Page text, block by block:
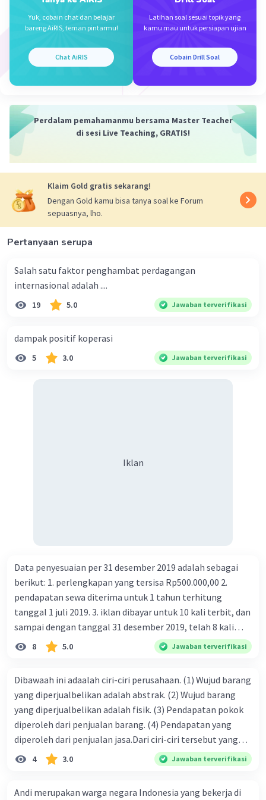
akan pembayaran pajak dapat tumbuh dengan baik.
Beri Rating·0.0(0) Balas
Iklan
Yuk, cobain chat dan belajar
bareng AiRIS, teman pintarmu!
Chat AiRIS
Latihan soal sesuai topik yang
kamu mau untuk persiapan ujian
Cobain Drill Soal
Perdalam pemahamanmu bersama Master Teacher
di sesi Live Teaching, GRATIS!
Klaim Gold gratis sekarang!
Dengan Gold kamu bisa tanya soal ke Forum
sepuasnya, lho.
Pertanyaan serupa
Salah satu faktor penghambat perdagangan
internasional adalah ....
19 5.0 Jawaban terverifikasi
dampak positif koperasi
5 3.0 Jawaban terverifikasi
Iklan
Data penyesuaian per 31 desember 2019 adalah sebagai
berikut: 1. perlengkapan yang tersisa Rp500.000,00 2.
pendapatan sewa diterima untuk 1 tahun terhitung
tanggal 1 juli 2019. 3. iklan dibayar untuk 10 kali terbit, dan
sampai dengan tanggal 31 desember 2019, telah 8 kali
terbit. 4. gaji terutang untuk periode berjalan sebesar
Rp800.000,00 dari data di atas, pencatatan jurnal pembalik
8 5.0 Jawaban terverifikasi
Dibawaah ini adaalah ciri-ciri perusahaan. (1) Wujud barang
yang diperjualbelikan adalah abstrak. (2) Wujud barang
yang diperjualbelikan adalah fisik. (3) Pendapatan pokok
diperoleh dari penjualan barang. (4) Pendapatan yang
diperoleh dari penjualan jasa.Dari ciri-ciri tersebut yang
merupakan ciri dari perusahaan dagang ditunjukan pada
nomor…. a. 1 dan 3 b. 3 dan 4 c. 2 dan 3 d. 1 dan 2 e. 2 dan 4
4 3.0 Jawaban terverifikasi
Andi merupakan warga negara Indonesia yang bekerja di